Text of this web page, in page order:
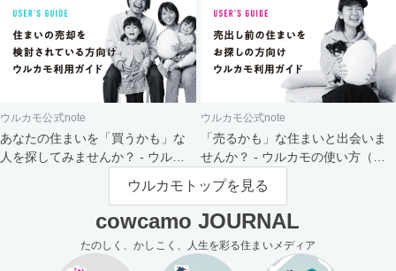
ウルカモ公式note
あなたの住まいを「買うかも」な
人を探してみませんか？ - ウルカ
ウルカモ公式note
「売るかも」な住まいと出会いま
せんか？ - ウルカモの使い方（買
主さま向け）
ウルカモトップを見る
cowcamo JOURNAL
たのしく、かしこく、人生を彩る住まいメディア